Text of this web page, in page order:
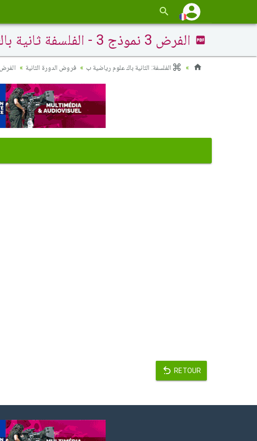
الفرض 3 نموذج 3 - الفلسفة ثانية باك علوم وتقنيات الدورة الثانية
الفلسفة: الثانية باك علوم رياضية ب فروض الدورة الثانية الفرض 3 نموذج 3 - الفلسفة ثانية باك علوم وتقنيات الدورة الثانية
RETOUR